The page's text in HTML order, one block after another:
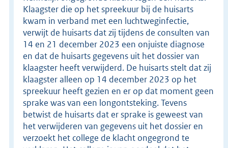
Klaagster die op het spreekuur bij de huisarts
kwam in verband met een luchtweginfectie,
verwijt de huisarts dat zij tijdens de consulten van
14 en 21 december 2023 een onjuiste diagnose
en dat de huisarts gegevens uit het dossier van
klaagster heeft verwijderd. De huisarts stelt dat zij
klaagster alleen op 14 december 2023 op het
spreekuur heeft gezien en er op dat moment geen
sprake was van een longontsteking. Tevens
betwist de huisarts dat er sprake is geweest van
het verwijderen van gegevens uit het dossier en
verzoekt het college de klacht ongegrond te